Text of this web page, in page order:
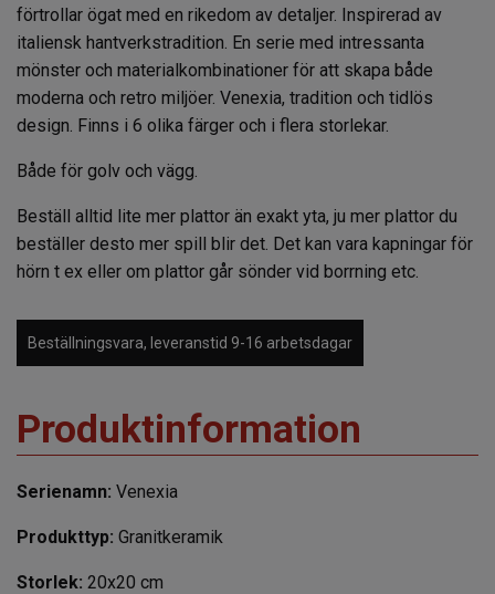
förtrollar ögat med en rikedom av detaljer. Inspirerad av
italiensk hantverkstradition. En serie med intressanta
mönster och materialkombinationer för att skapa både
moderna och retro miljöer. Venexia, tradition och tidlös
design. Finns i 6 olika färger och i flera storlekar.
Både för golv och vägg.
Beställ alltid lite mer plattor än exakt yta, ju mer plattor du
beställer desto mer spill blir det. Det kan vara kapningar för
hörn t ex eller om plattor går sönder vid borrning etc.
Beställningsvara, leveranstid 9-16 arbetsdagar
Produktinformation
Serienamn: Venexia
Produkttyp: Granitkeramik
Storlek: 20x20 cm